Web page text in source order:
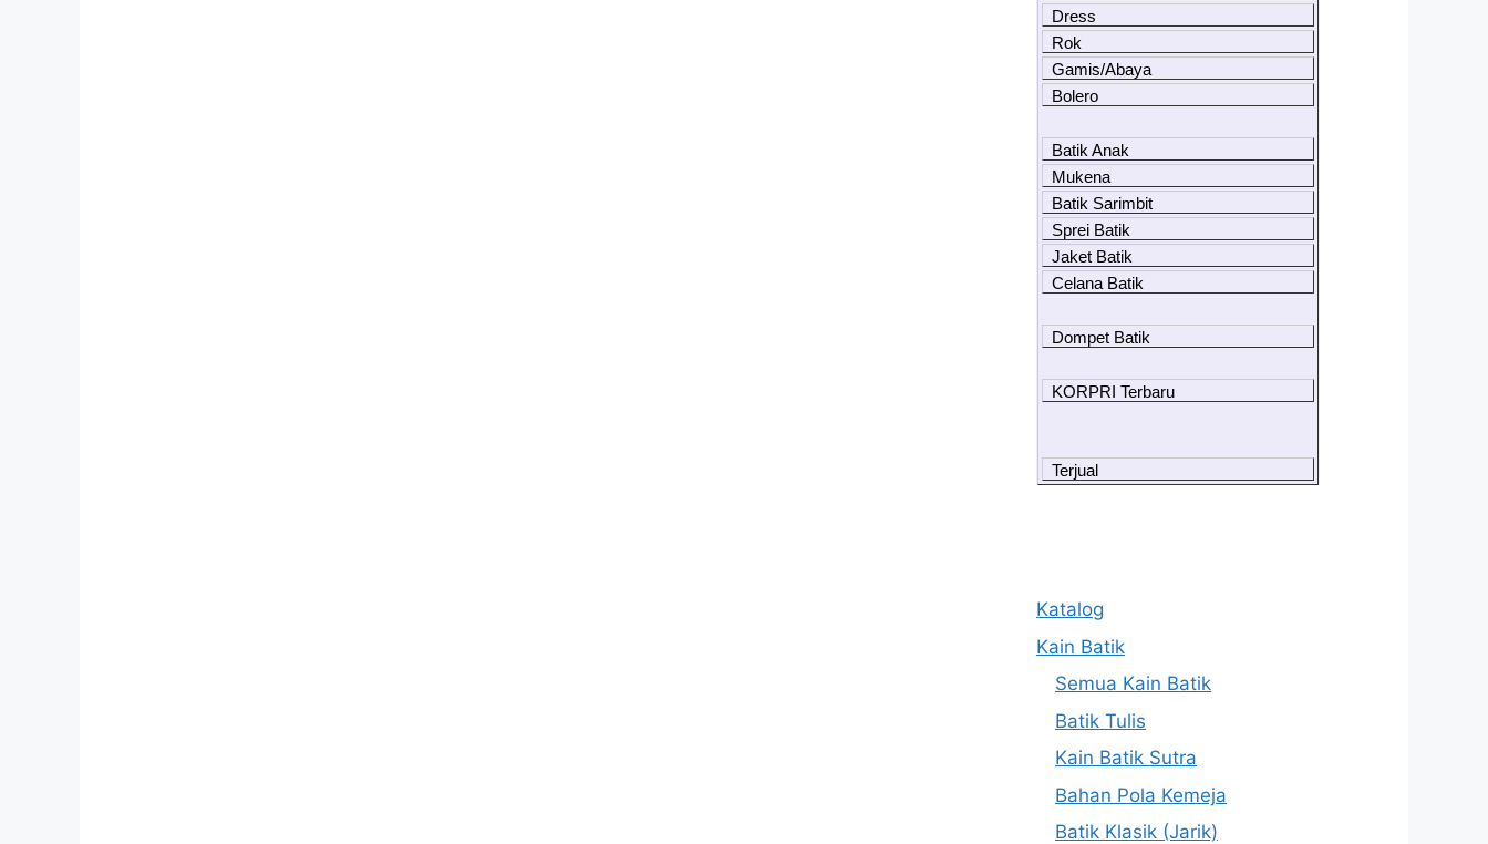
Dress
Rok
Gamis/Abaya
Bolero
Batik Anak
Mukena
Batik Sarimbit
Sprei Batik
Jaket Batik
Celana Batik
Dompet Batik
KORPRI Terbaru
Terjual
Katalog
Kain Batik
Semua Kain Batik
Batik Tulis
Kain Batik Sutra
Bahan Pola Kemeja
Batik Klasik (Jarik)